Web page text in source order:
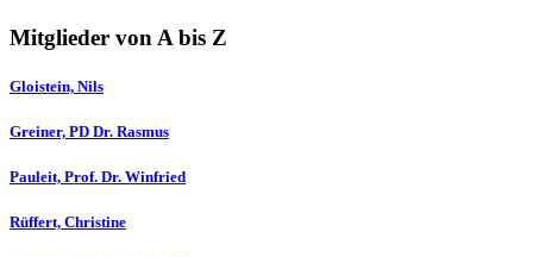
Mitglieder von A bis Z
Gloistein, Nils
Greiner, PD Dr. Rasmus
Pauleit, Prof. Dr. Winfried
Rüffert, Christine